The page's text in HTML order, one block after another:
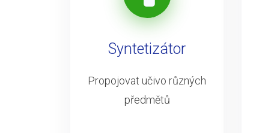
Syntetizátor
Propojovat učivo různých
předmětů